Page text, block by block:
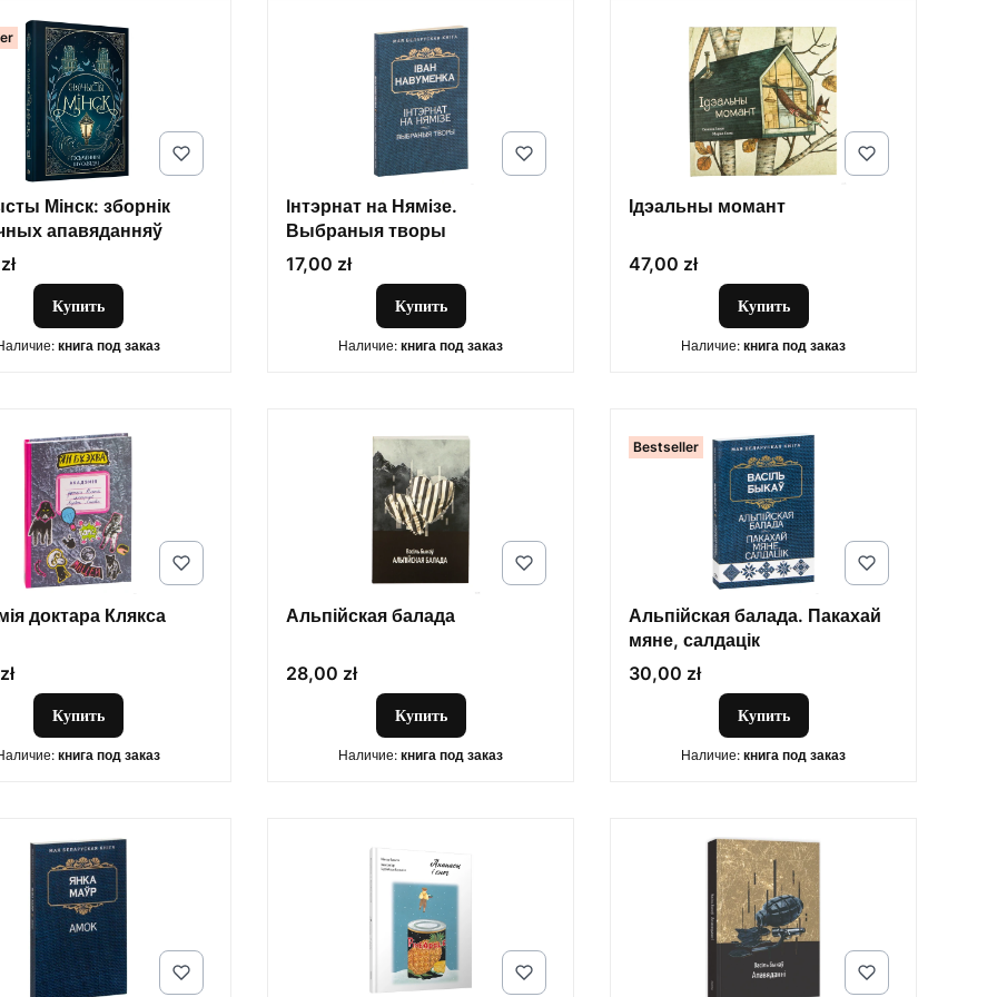
Мінск: зборнік
апавяданняў
Купить
книга под заказ
Iнтэрнат на Нямiзе.
Выбраныя творы
Цена
17,00 zł
Купить
Наличие: книга под заказ
Ідэальны момант
Цена
47,00 zł
Купить
Наличие: книга под заказ
доктара Клякса
Купить
книга под заказ
Альпійская балада
Цена
28,00 zł
Купить
Наличие: книга под заказ
Bestseller
Альпійская балада. Пакахай
мяне, салдацік
Цена
30,00 zł
Купить
Наличие: книга под заказ